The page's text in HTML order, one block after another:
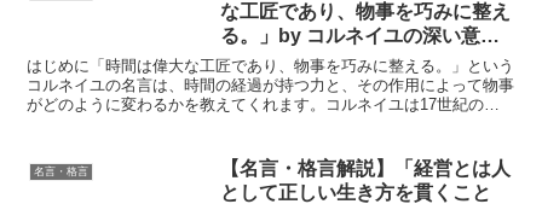
な工匠であり、物事を巧みに整え
る。」by コルネイユの深い意味
と得られる教訓
はじめに「時間は偉大な工匠であり、物事を巧みに整える。」という
コルネイユの名言は、時間の経過が持つ力と、その作用によって物事
がどのように変わるかを教えてくれます。コルネイユは17世紀のフ
名言・格言
【名言・格言解説】「経営とは人
として正しい生き方を貫くこと